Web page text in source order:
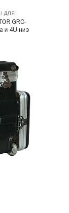
для
GRC-
и 4U низ